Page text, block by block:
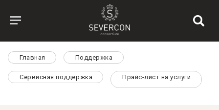
Главная Поддержка
Сервисная поддержка Прайс-лист на услуги